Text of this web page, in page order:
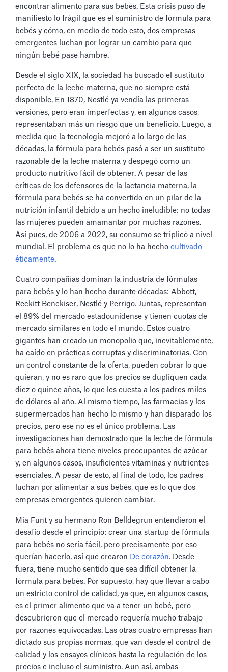
encontrar alimento para sus bebés. Esta crisis puso de
manifiesto lo frágil que es el suministro de fórmula para
bebés y cómo, en medio de todo esto, dos empresas
emergentes luchan por lograr un cambio para que
ningún bebé pase hambre.
Desde el siglo XIX, la sociedad ha buscado el sustituto
perfecto de la leche materna, que no siempre está
disponible. En 1870, Nestlé ya vendía las primeras
versiones, pero eran imperfectas y, en algunos casos,
representaban más un riesgo que un beneficio. Luego, a
medida que la tecnología mejoró a lo largo de las
décadas, la fórmula para bebés pasó a ser un sustituto
razonable de la leche materna y despegó como un
producto nutritivo fácil de obtener. A pesar de las
críticas de los defensores de la lactancia materna, la
fórmula para bebés se ha convertido en un pilar de la
nutrición infantil debido a un hecho ineludible: no todas
las mujeres pueden amamantar por muchas razones.
Así pues, de 2006 a 2022, su consumo se triplicó a nivel
mundial. El problema es que no lo ha hecho cultivado
éticamente.
Cuatro compañías dominan la industria de fórmulas
para bebés y lo han hecho durante décadas: Abbott,
Reckitt Benckiser, Nestlé y Perrigo. Juntas, representan
el 89% del mercado estadounidense y tienen cuotas de
mercado similares en todo el mundo. Estos cuatro
gigantes han creado un monopolio que, inevitablemente,
ha caído en prácticas corruptas y discriminatorias. Con
un control constante de la oferta, pueden cobrar lo que
quieran, y no es raro que los precios se dupliquen cada
diez o quince años, lo que les cuesta a los padres miles
de dólares al año. Al mismo tiempo, las farmacias y los
supermercados han hecho lo mismo y han disparado los
precios, pero ese no es el único problema. Las
investigaciones han demostrado que la leche de fórmula
para bebés ahora tiene niveles preocupantes de azúcar
y, en algunos casos, insuficientes vitaminas y nutrientes
esenciales. A pesar de esto, al final de todo, los padres
luchan por alimentar a sus bebés, que es lo que dos
empresas emergentes quieren cambiar.
Mia Funt y su hermano Ron Belldegrun entendieron el
desafío desde el principio: crear una startup de fórmula
para bebés no sería fácil, pero precisamente por eso
querían hacerlo, así que crearon De corazón. Desde
fuera, tiene mucho sentido que sea difícil obtener la
fórmula para bebés. Por supuesto, hay que llevar a cabo
un estricto control de calidad, ya que, en algunos casos,
es el primer alimento que va a tener un bebé, pero
descubrieron que el mercado requería mucho trabajo
por razones equivocadas. Las otras cuatro empresas han
dictado sus propias normas, que van desde el control de
calidad y los ensayos clínicos hasta la regulación de los
precios e incluso el suministro. Aun así, ambas